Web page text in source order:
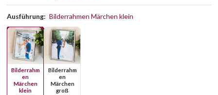
Ausführung: Bilderrahmen Märchen klein
Bilderrahm
en
Märchen
klein
Bilderrahm
en
Märchen
groß